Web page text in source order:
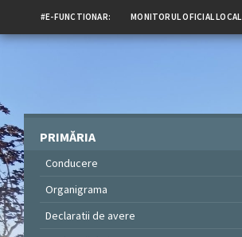
#E-FUNCTIONAR: MONITORUL OFICIAL LOCAL
PRIMĂRIA
Conducere
Organigrama
Declaratii de avere